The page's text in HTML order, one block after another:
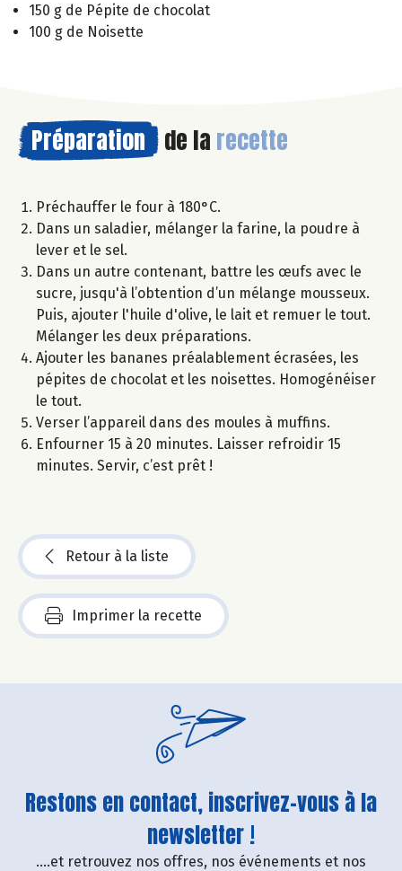
150 g de Pépite de chocolat
100 g de Noisette
Préparation de la recette
Préchauffer le four à 180°C.
Dans un saladier, mélanger la farine, la poudre à
lever et le sel.
Dans un autre contenant, battre les œufs avec le
sucre, jusqu'à l’obtention d’un mélange mousseux.
Puis, ajouter l'huile d'olive, le lait et remuer le tout.
Mélanger les deux préparations.
Ajouter les bananes préalablement écrasées, les
pépites de chocolat et les noisettes. Homogénéiser
le tout.
Verser l’appareil dans des moules à muffins.
Enfourner 15 à 20 minutes. Laisser refroidir 15
minutes. Servir, c’est prêt !
Retour à la liste
Imprimer la recette
Restons en contact, inscrivez-vous à la
newsletter !
....et retrouvez nos offres, nos événements et nos